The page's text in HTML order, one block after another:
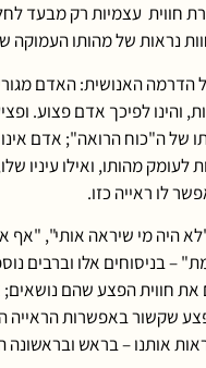
חווית עצמיות רק מבעד
נראות של מהותו העמוקה
הדרמה האנושית: האדם
והינו לפיכך אדם פצוע.
של ה"כוח הרואה"; אדם
לעומק מהותו, ואילו עיניו
לו ראייה כזו.
היה מי שיראה אותי", "אף
– בניסוחים אלו וברבים
את חווית הפצע שהם
שקשור באפשרות הראייה
אותנו – בראש ובראשונה